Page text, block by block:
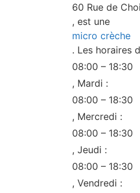
60 Rue de
, est une
micro crèche
. Les horaires
08:00 – 18:30
, Mardi :
08:00 – 18:30
, Mercredi :
08:00 – 18:30
, Jeudi :
08:00 – 18:30
, Vendredi :